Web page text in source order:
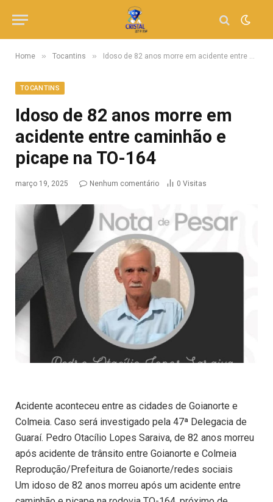
Home » Tocantins » Idoso de 82 anos morre em acidente entre caminhão e picape na TO-164
TOCANTINS
Idoso de 82 anos morre em
acidente entre caminhão e
picape na TO-164
março 19, 2025 Nenhum comentário 0 Visitas
Acidente aconteceu entre as cidades de Goianorte e
Colmeia. Caso será investigado pela 47ª Delegacia de
Guaraí. Pedro Otacílio Lopes Saraiva, de 82 anos morreu
após acidente de trânsito entre Goianorte e Colmeia
Reprodução/Prefeitura de Goianorte/redes sociais
Um idoso de 82 anos morreu após um acidente entre